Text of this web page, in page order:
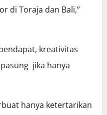
di Toraja dan Bali,”
kreativitas
jika hanya
hanya ketertarikan